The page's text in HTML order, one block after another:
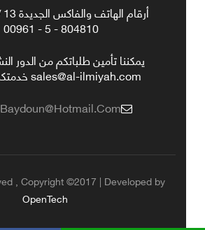
804810 - 5 - 00961
يمكننا تأمين طلباتكم من الدور
sales@al-ilmiyah.com خدمتكم تسعدنا
, Copyright ©2017 | Developed by
OpenTech